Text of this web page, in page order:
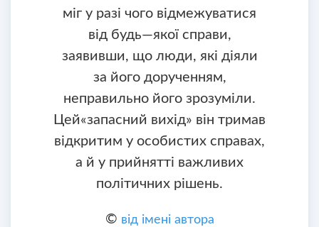
міг у разі чого відмежуватися
від будь—якої справи,
заявивши, що люди, які діяли
за його дорученням,
неправильно його зрозуміли.
Цей«запасний вихід» він тримав
відкритим у особистих справах,
а й у прийнятті важливих
політичних рішень.
© від імені автора